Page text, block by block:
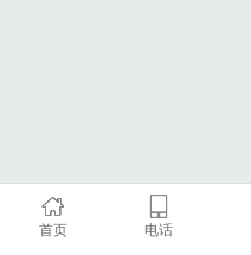
首页 电话